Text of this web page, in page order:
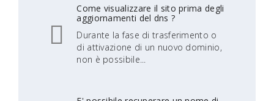
Come visualizzare il sito prima degli
aggiornamenti del dns ?
Durante la fase di trasferimento o
di attivazione di un nuovo dominio,
non è possibile...